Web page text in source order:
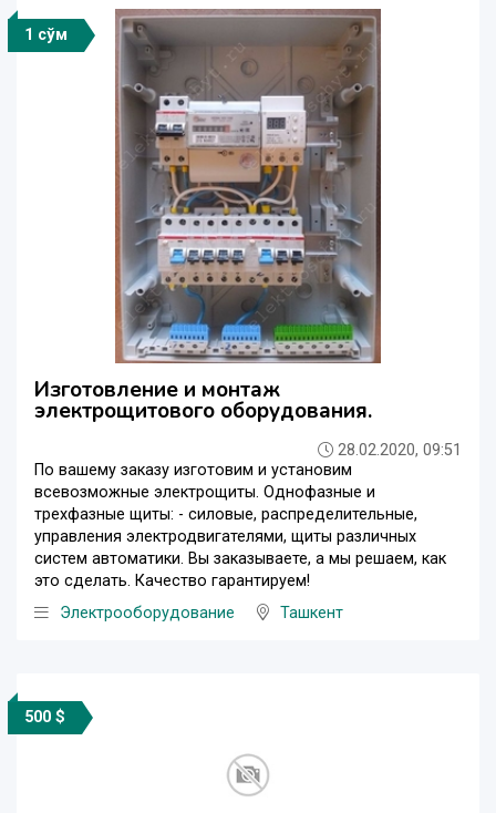
1 сўм
Изготовление и монтаж
электрощитового оборудования.
28.02.2020, 09:51
По вашему заказу изготовим и установим
всевозможные электрощиты. Однофазные и
трехфазные щиты: - силовые, распределительные,
управления электродвигателями, щиты различных
систем автоматики. Вы заказываете, а мы решаем, как
это сделать. Качество гарантируем!
Электрооборудование
Ташкент
500 $